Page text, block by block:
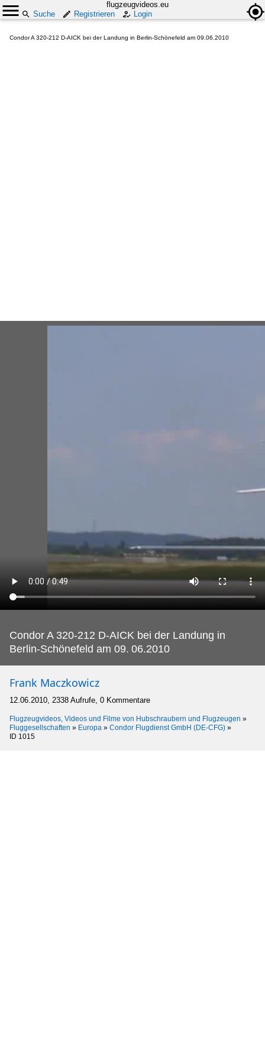
flugzeugvideos.eu
Suche
Registrieren Login
Condor A 320-212 D-AICK bei der Landung in Berlin-Schönefeld am 09.06.2010
Condor A 320-212 D-AICK bei der Landung in
Berlin-Schönefeld am 09. 06.2010
Frank Maczkowicz
12.06.2010, 2338 Aufrufe, 0 Kommentare
Flugzeugvideos, Videos und Filme von Hubschraubern und Flugzeugen »
Fluggesellschaften » Europa » Condor Flugdienst GmbH (DE-CFG) »
ID 1015